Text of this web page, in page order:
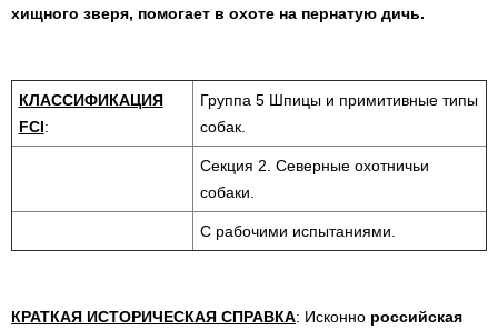
хищного зверя, помогает в охоте на пернатую дичь.
КЛАССИФИКАЦИЯ
FCI:
Группа 5 Шпицы и примитивные типы
собак.
Секция 2. Северные охотничьи
собаки.
С рабочими испытаниями.
КРАТКАЯ ИСТОРИЧЕСКАЯ СПРАВКА: Исконно российская